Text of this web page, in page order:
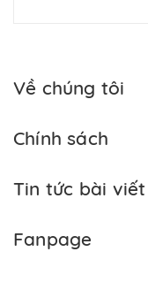
Về chúng tôi
Chính sách
Tin tức bài viết
Fanpage